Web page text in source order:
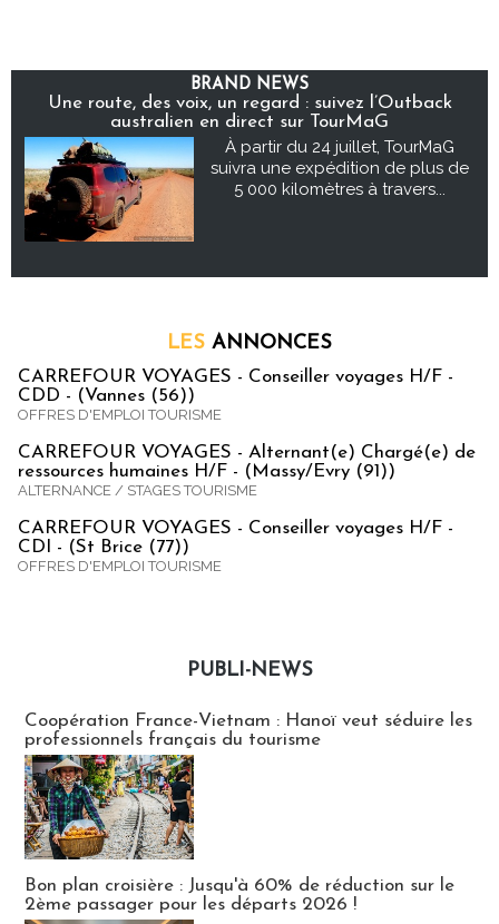
BRAND NEWS
Une route, des voix, un regard : suivez l’Outback
australien en direct sur TourMaG
À partir du 24 juillet, TourMaG
suivra une expédition de plus de
5 000 kilomètres à travers...
LES ANNONCES
CARREFOUR VOYAGES - Conseiller voyages H/F -
CDD - (Vannes (56))
OFFRES D'EMPLOI TOURISME
CARREFOUR VOYAGES - Alternant(e) Chargé(e) de
ressources humaines H/F - (Massy/Evry (91))
ALTERNANCE / STAGES TOURISME
CARREFOUR VOYAGES - Conseiller voyages H/F -
CDI - (St Brice (77))
OFFRES D'EMPLOI TOURISME
PUBLI-NEWS
Coopération France-Vietnam : Hanoï veut séduire les
professionnels français du tourisme
Bon plan croisière : Jusqu'à 60% de réduction sur le
2ème passager pour les départs 2026 !